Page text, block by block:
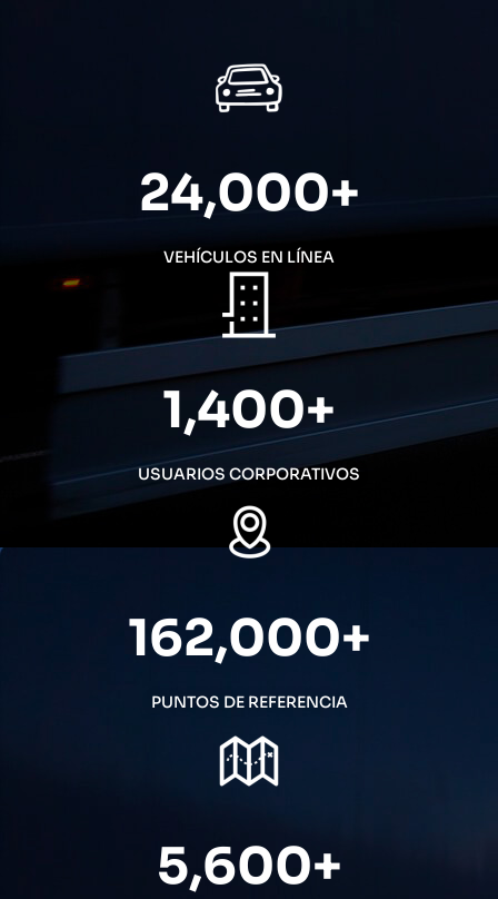
VEHÍCULOS EN LÍNEA
24,000+
USUARIOS CORPORATIVOS
1,400+
PUNTOS DE REFERENCIA
162,000+
5,600+